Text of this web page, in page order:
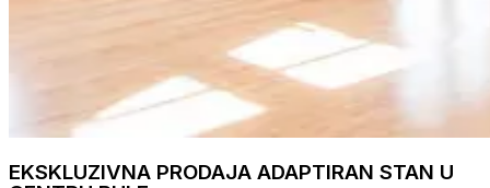
EKSKLUZIVNA PRODAJA ADAPTIRAN STAN U